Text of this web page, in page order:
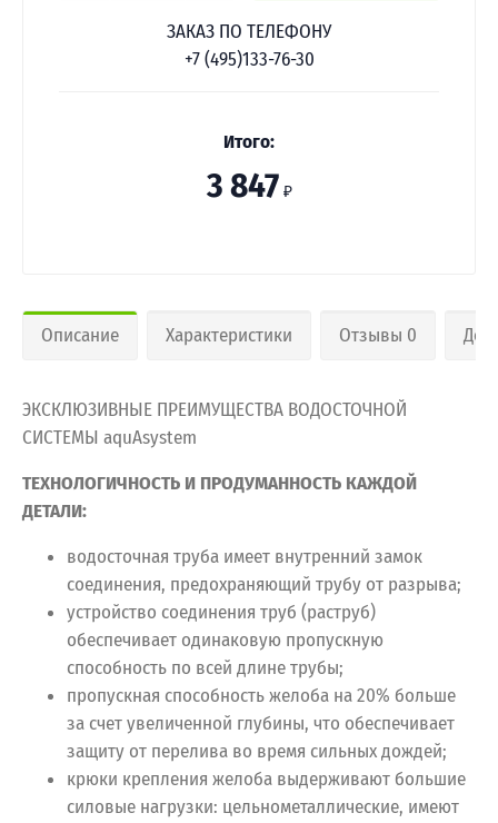
ЗАКАЗ ПО ТЕЛЕФОНУ
+7 (495)133-76-30
Итого:
3 847 ₽
Описание Характеристики Отзывы 0
ЭКСКЛЮЗИВНЫЕ ПРЕИМУЩЕСТВА ВОДОСТОЧНОЙ
СИСТЕМЫ aquAsystem
ТЕХНОЛОГИЧНОСТЬ И ПРОДУМАННОСТЬ КАЖДОЙ
ДЕТАЛИ:
водосточная труба имеет внутренний замок
соединения, предохраняющий трубу от разрыва;
устройство соединения труб (раструб)
обеспечивает одинаковую пропускную
способность по всей длине трубы;
пропускная способность желоба на 20% больше
за счет увеличенной глубины, что обеспечивает
защиту от перелива во время сильных дождей;
крюки крепления желоба выдерживают большие
силовые нагрузки: цельнометаллические, имеют